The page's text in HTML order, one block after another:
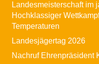
Landesmeisterschaft im
Hochklassiger
Temperaturen
Landesjägertag 2026
Nachruf Ehrenpräsident